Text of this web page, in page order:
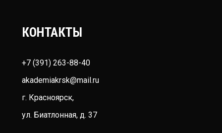
КОНТАКТЫ
+7 (391) 263-88-40
akademiakrsk@mail.ru
г. Красноярск,
ул. Биатлонная, д. 37